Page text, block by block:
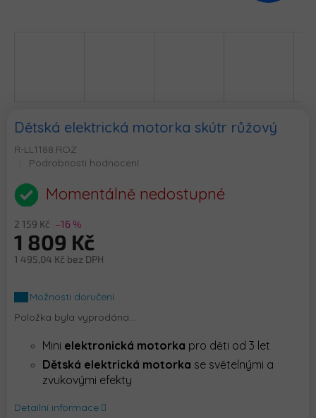
Dětská elektrická motorka skútr růžový
R-LL1188.ROZ
Průměrné
produktu
je
z
5
hvězdiček.
Podrobnosti hodnocení
Momentálně nedostupné
2 159 Kč –16 %
1 809 Kč
1 495,04 Kč bez DPH
cena:Možnosti doručení
Položka byla vyprodána…
Mini elektronická motorka pro děti od 3 let
Dětská elektrická motorka se světelnými a
zvukovými efekty
Detailní informace